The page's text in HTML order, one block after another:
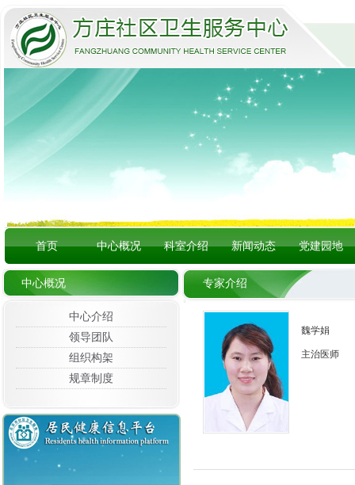
首页 中心概况 科室介绍 新闻动态 党建园地
中心概况
中心介绍
领导团队
组织构架
规章制度
专家介绍
魏学娟
主治医师